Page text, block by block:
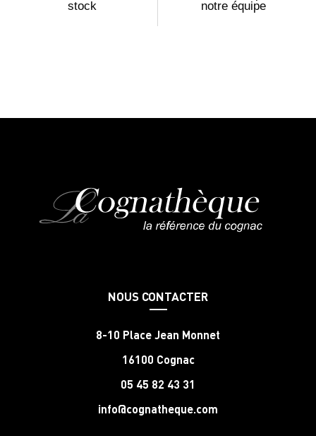
stock
notre équipe
NOUS CONTACTER
8-10 Place Jean Monnet
16100 Cognac
05 45 82 43 31
info@cognatheque.com